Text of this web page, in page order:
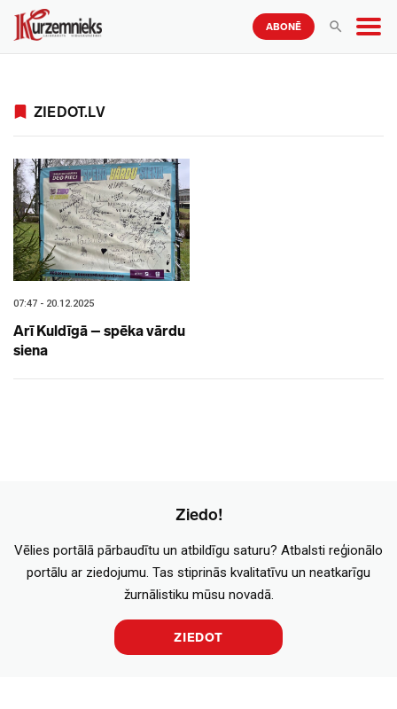
ABONĒ
ZIEDOT.LV
07:47 - 20.12.2025
Arī Kuldīgā – spēka vārdu
siena
Ziedo!
Vēlies portālā pārbaudītu un atbildīgu saturu? Atbalsti reģionālo
portālu ar ziedojumu. Tas stiprinās kvalitatīvu un neatkarīgu
žurnālistiku mūsu novadā.
ZIEDOT